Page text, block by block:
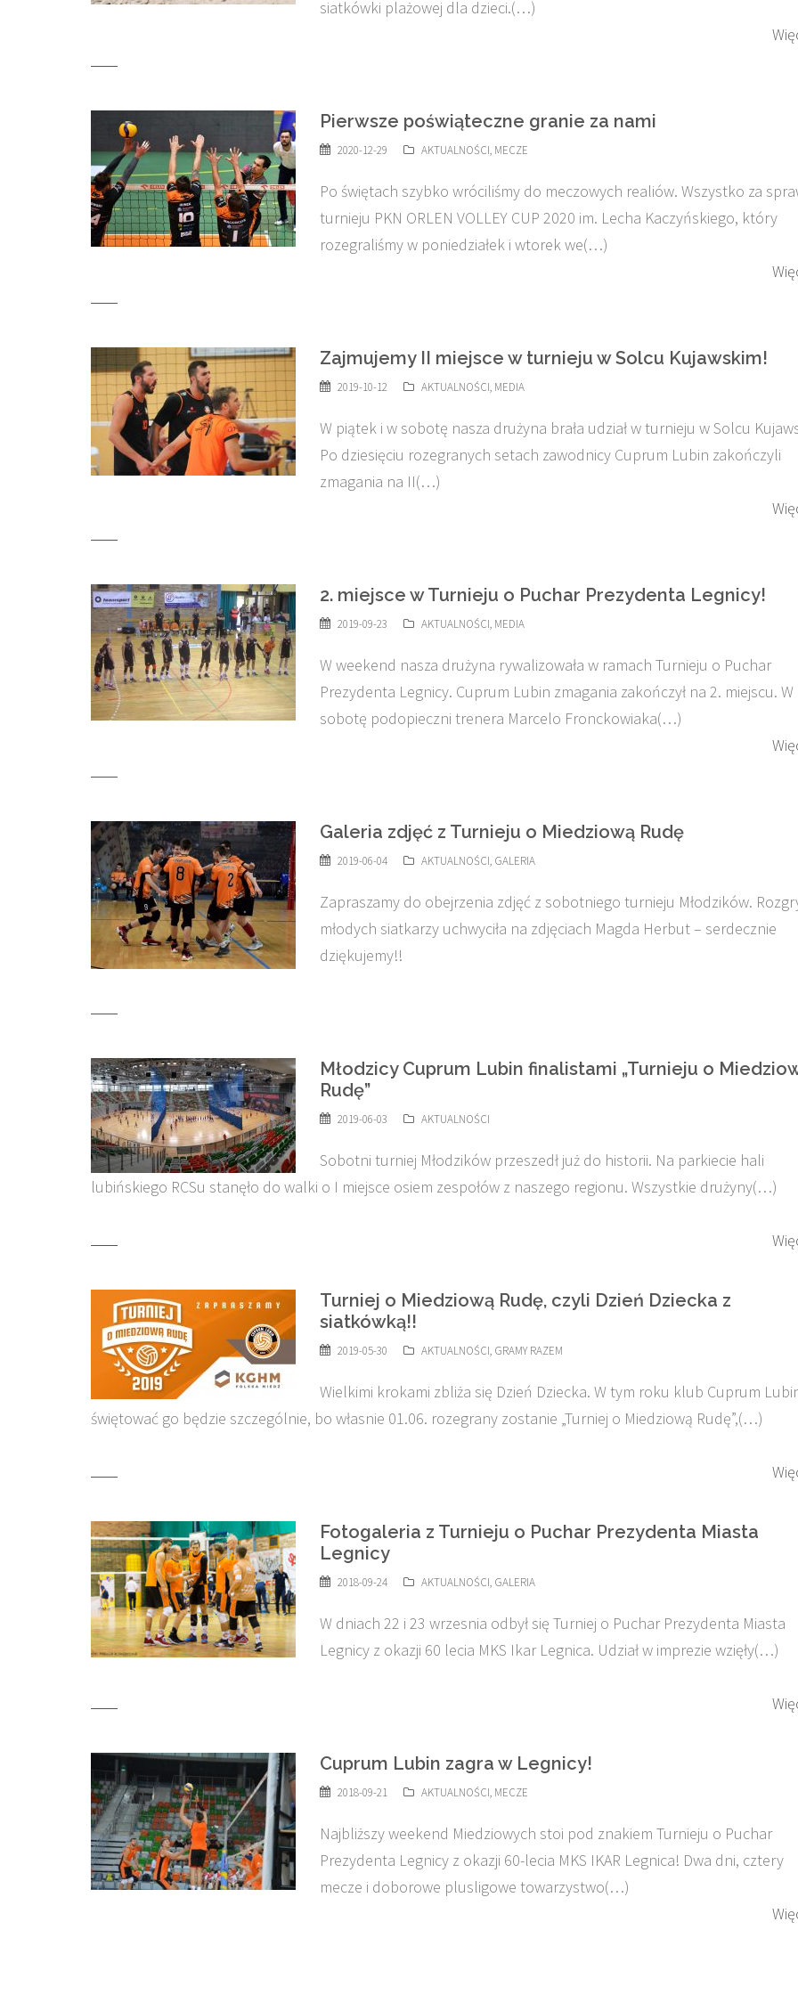
siatkówki plażowej dla dzieci.(…)
Pierwsze poświąteczne granie za nami
2020-12-29 AKTUALNOŚCI, MECZE
Po świętach szybko wróciliśmy do meczowych realiów. Wszystko za
turnieju PKN ORLEN VOLLEY CUP 2020 im. Lecha Kaczyńskiego, który
rozegraliśmy w poniedziałek i wtorek we(…)
Zajmujemy II miejsce w turnieju w Solcu Kujawskim!
2019-10-12 AKTUALNOŚCI, MEDIA
W piątek i w sobotę nasza drużyna brała udział w turnieju w Solcu
Po dziesięciu rozegranych setach zawodnicy Cuprum Lubin zakończyli
zmagania na II(…)
2. miejsce w Turnieju o Puchar Prezydenta Legnicy!
2019-09-23 AKTUALNOŚCI, MEDIA
W weekend nasza drużyna rywalizowała w ramach Turnieju o Puchar
Prezydenta Legnicy. Cuprum Lubin zmagania zakończył na 2. miejscu. W
sobotę podopieczni trenera Marcelo Fronckowiaka(…)
Galeria zdjęć z Turnieju o Miedziową Rudę
2019-06-04 AKTUALNOŚCI, GALERIA
Zapraszamy do obejrzenia zdjęć z sobotniego turnieju Młodzików.
młodych siatkarzy uchwyciła na zdjęciach Magda Herbut – serdecznie
dziękujemy!!
Młodzicy Cuprum Lubin finalistami „Turnieju o
Rudę”
2019-06-03 AKTUALNOŚCI
Sobotni turniej Młodzików przeszedł już do historii. Na parkiecie hali
lubińskiego RCSu stanęło do walki o I miejsce osiem zespołów z naszego regionu. Wszystkie drużyny(…)
Turniej o Miedziową Rudę, czyli Dzień Dziecka z
siatkówką!!
2019-05-30 AKTUALNOŚCI, GRAMY RAZEM
Wielkimi krokami zbliża się Dzień Dziecka. W tym roku klub Cuprum
świętować go będzie szczególnie, bo własnie 01.06. rozegrany zostanie „Turniej o Miedziową Rudę”,(…)
Fotogaleria z Turnieju o Puchar Prezydenta Miasta
Legnicy
2018-09-24 AKTUALNOŚCI, GALERIA
W dniach 22 i 23 wrzesnia odbył się Turniej o Puchar Prezydenta Miasta
Legnicy z okazji 60 lecia MKS Ikar Legnica. Udział w imprezie wzięły(…)
Cuprum Lubin zagra w Legnicy!
2018-09-21 AKTUALNOŚCI, MECZE
Najbliższy weekend Miedziowych stoi pod znakiem Turnieju o Puchar
Prezydenta Legnicy z okazji 60-lecia MKS IKAR Legnica! Dwa dni, cztery
mecze i doborowe plusligowe towarzystwo(…)